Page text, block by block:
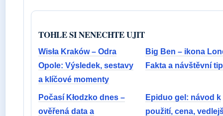
TOHLE SI NENECHTE UJIT
Wisła Kraków – Odra
Opole: Výsledek, sestavy
a klíčové momenty
Big Ben – ikona
Fakta a návštěvní
Počasí Kłodzko dnes –
ověřená data a
Epiduo gel: návod k
použití, cena,